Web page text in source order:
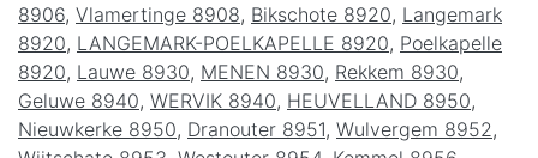
8906, Vlamertinge 8908, Bikschote 8920, Langemark
8920, LANGEMARK-POELKAPELLE 8920, Poelkapelle
8920, Lauwe 8930, MENEN 8930, Rekkem 8930,
Geluwe 8940, WERVIK 8940, HEUVELLAND 8950,
Nieuwkerke 8950, Dranouter 8951, Wulvergem 8952 ,